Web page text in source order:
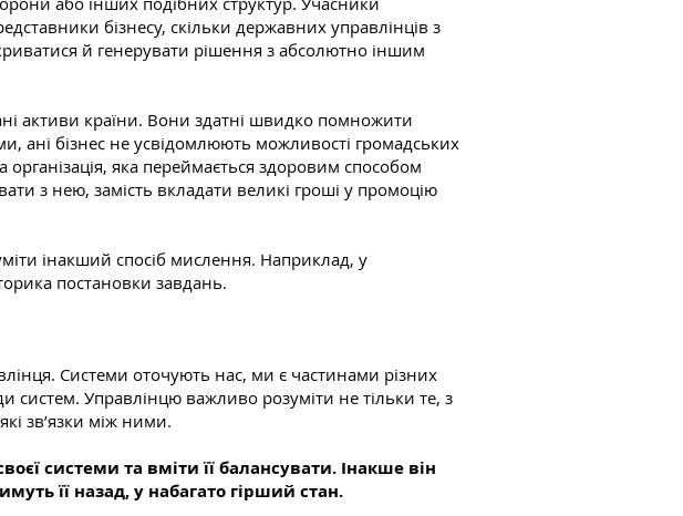
бізнесу, скільки державних управлінців з
й генерувати рішення з абсолютно іншим
активи країни. Вони здатні швидко помножити
ані бізнес не усвідомлюють можливості громадських
яка переймається здоровим способом
з нею, замість вкладати великі гроші у промоцію
інакший спосіб мислення. Наприклад, у
постановки завдань.
Системи оточують нас, ми є частинами різних
систем. Управлінцю важливо розуміти не тільки те, з
зв’язки між ними.
системи та вміти її балансувати. Інакше він
її назад, у набагато гірший стан.